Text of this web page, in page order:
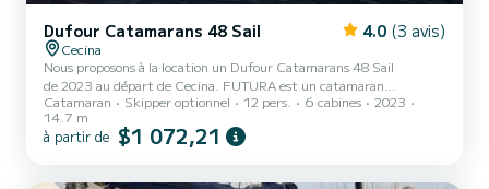
Dufour Catamarans 48 Sail 4.0 (3 avis)
Cecina
Nous proposons à la location un Dufour Catamarans 48 Sail
de 2023 au départ de Cecina. FUTURA est un catamaran
parfaitement adapté à la location. Ce catamaran est très agréable
à manœuvrer pour une croisière d'une semaine ou plus. Le bateau
dispose de 6 cabines tout confort et une capacité d'embarcation
Catamaran Skipper optionnel 12 pers. 6 cabines
2023
14.7 m
à partir de $1 072,21